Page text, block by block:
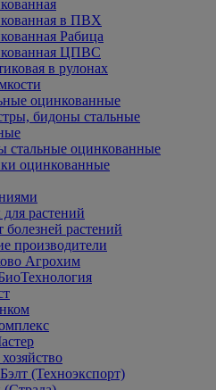
в ПВХ
Рабица
ЦПВС
в рулонах
оцинкованные
бидоны стальные
стальные оцинкованные
оцинкованные
растений
болезней растений
производители
Агрохим
(Техноэкспорт)